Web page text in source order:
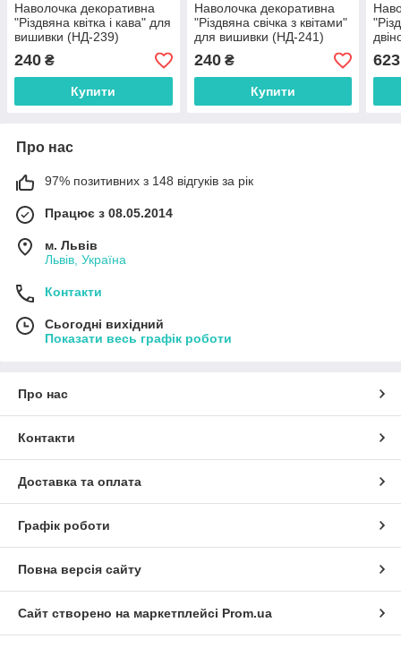
Наволочка декоративна
"Різдвяна квітка і кава" для
вишивки (НД-239)
240 ₴
Купити
Наволочка декоративна
"Різдвяна свічка з квітами"
для вишивки (НД-241)
240₴
Купити
для
623
Про нас
97% позитивних з 148 відгуків за рік
Працює з 08.05.2014
м. Львів
Львів, Україна
Контакти
Сьогодні вихідний
Показати весь графік роботи
Про нас
Контакти
Доставка та оплата
Графік роботи
Повна версія сайту
Сайт створено на маркетплейсі Prom.ua